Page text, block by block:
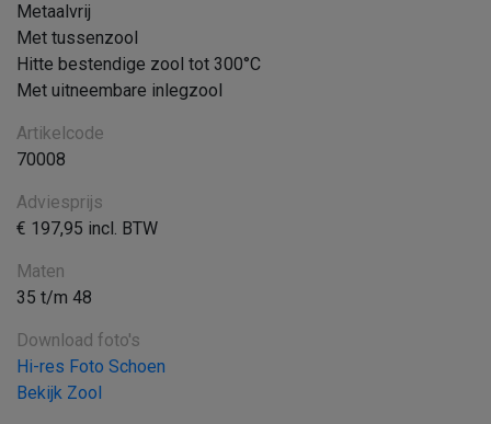
Metaalvrij
Met tussenzool
Hitte bestendige zool tot 300°C
Met uitneembare inlegzool
Artikelcode
70008
Adviesprijs
€ 197,95 incl. BTW
Maten
35 t/m 48
Download foto's
Hi-res Foto Schoen
Bekijk Zool